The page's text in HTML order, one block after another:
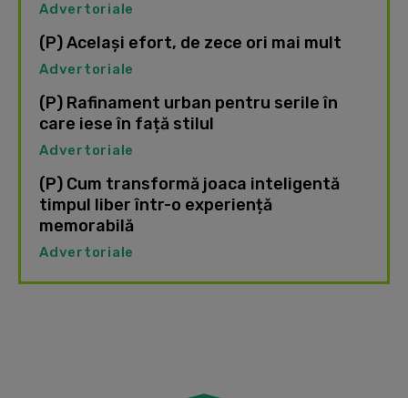
Advertoriale
(P) Același efort, de zece ori mai mult
Advertoriale
(P) Rafinament urban pentru serile în
care iese în față stilul
Advertoriale
(P) Cum transformă joaca inteligentă
timpul liber într-o experiență
memorabilă
Advertoriale